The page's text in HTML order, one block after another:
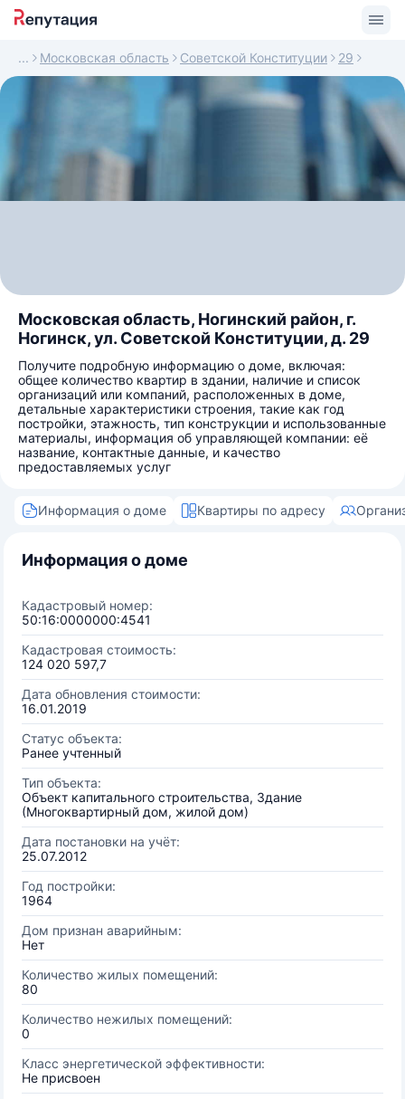
Московская область Советской Конституции 29
Московская область, Ногинский район, г.
Ногинск, ул. Советской Конституции, д. 29
Получите подробную информацию о доме, включая:
общее количество квартир в здании, наличие и список
организаций или компаний, расположенных в доме,
детальные характеристики строения, такие как год
постройки, этажность, тип конструкции и использованные
материалы, информация об управляющей компании: её
название, контактные данные, и качество
предоставляемых услуг
Информация о доме Квартиры по адресу
Информация о доме
Кадастровый номер:
50:16:0000000:4541
Кадастровая стоимость:
124 020 597,7
Дата обновления стоимости:
16.01.2019
Статус объекта:
Ранее учтенный
Тип объекта:
Объект капитального строительства, Здание
(Многоквартирный дом, жилой дом)
Дата постановки на учёт:
25.07.2012
Год постройки:
1964
Дом признан аварийным:
Нет
Количество жилых помещений:
80
Количество нежилых помещений:
0
Класс энергетической эффективности:
Не присвоен